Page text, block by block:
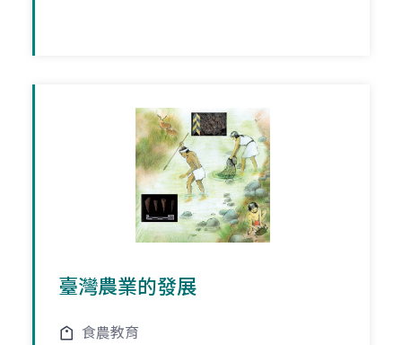
臺灣農業的發展
食農教育